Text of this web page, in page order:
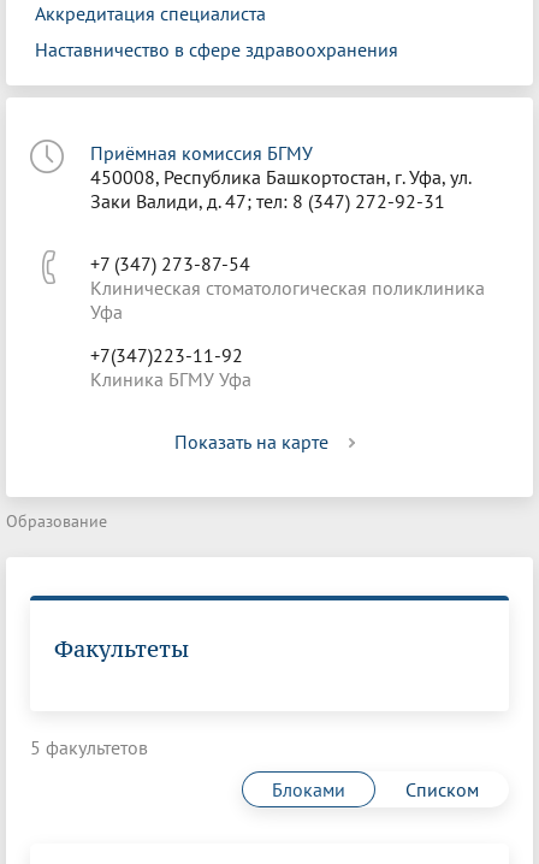
Аккредитация специалиста
Наставничество в сфере здравоохранения
Приёмная комиссия БГМУ
450008, Республика Башкортостан, г. Уфа, ул.
Заки Валиди, д. 47; тел: 8 (347) 272-92-31
+7 (347) 273-87-54
Клиническая стоматологическая поликлиника
Уфа
+7(347)223-11-92
Клиника БГМУ Уфа
Показать на карте
Образование
Факультеты
5 факультетов
Блоками
Списком